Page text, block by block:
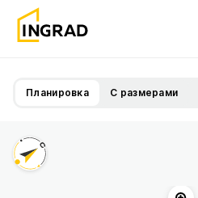
Планировка С размерами